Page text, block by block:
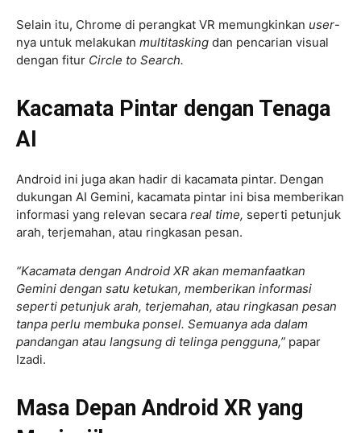
Selain itu, Chrome di perangkat VR memungkinkan user-
nya untuk melakukan multitasking dan pencarian visual
dengan fitur Circle to Search.
Kacamata Pintar dengan Tenaga
AI
Android ini juga akan hadir di kacamata pintar. Dengan
dukungan AI Gemini, kacamata pintar ini bisa memberikan
informasi yang relevan secara real time, seperti petunjuk
arah, terjemahan, atau ringkasan pesan.
“Kacamata dengan Android XR akan memanfaatkan
Gemini dengan satu ketukan, memberikan informasi
seperti petunjuk arah, terjemahan, atau ringkasan pesan
tanpa perlu membuka ponsel. Semuanya ada dalam
pandangan atau langsung di telinga pengguna,” papar
Izadi.
Masa Depan Android XR yang